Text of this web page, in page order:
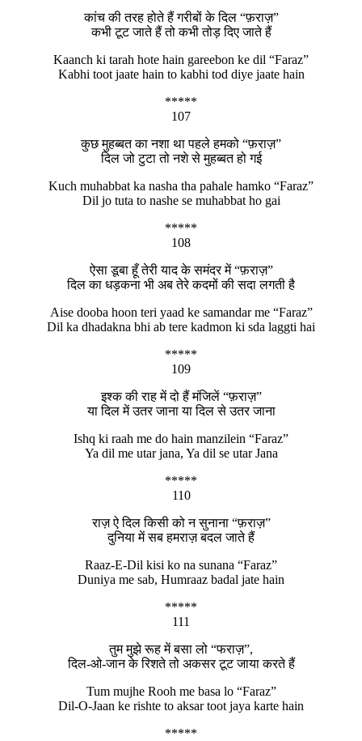
कांच की तरह होते हैं गरीबों के दिल “फ़राज़”
कभी टूट जाते हैं तो कभी तोड़ दिए जाते हैं
Kaanch ki tarah hote hain gareebon ke dil “Faraz”
Kabhi toot jaate hain to kabhi tod diye jaate hain
*****
107
कुछ मुहब्बत का नशा था पहले हमको “फ़राज़”
दिल जो टुटा तो नशे से मुहब्बत हो गई
Kuch muhabbat ka nasha tha pahale hamko “Faraz”
Dil jo tuta to nashe se muhabbat ho gai
*****
108
ऐसा डूबा हूँ तेरी याद के समंदर में “फ़राज़”
दिल का धड़कना भी अब तेरे कदमों की सदा लगती है
Aise dooba hoon teri yaad ke samandar me “Faraz”
Dil ka dhadakna bhi ab tere kadmon ki sda laggti hai
*****
109
इश्क की राह में दो हैं मंजिलें “फ़राज़”
या दिल में उतर जाना या दिल से उतर जाना
Ishq ki raah me do hain manzilein “Faraz”
Ya dil me utar jana, Ya dil se utar Jana
*****
110
राज़ ऐ दिल किसी को न सुनाना “फ़राज़”
दुनिया में सब हमराज़ बदल जाते हैं
Raaz-E-Dil kisi ko na sunana “Faraz”
Duniya me sab, Humraaz badal jate hain
*****
111
तुम मुझे रूह में बसा लो “फराज़”,
दिल-ओ-जान के रिशते तो अकसर टूट जाया करते हैं
Tum mujhe Rooh me basa lo “Faraz”
Dil-O-Jaan ke rishte to aksar toot jaya karte hain
*****